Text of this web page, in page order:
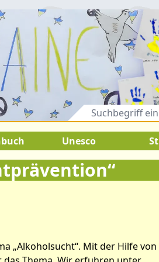
2026 bis 22.August 2026:
Unesco
„Alkoholsucht“. Mit der Hilfe von